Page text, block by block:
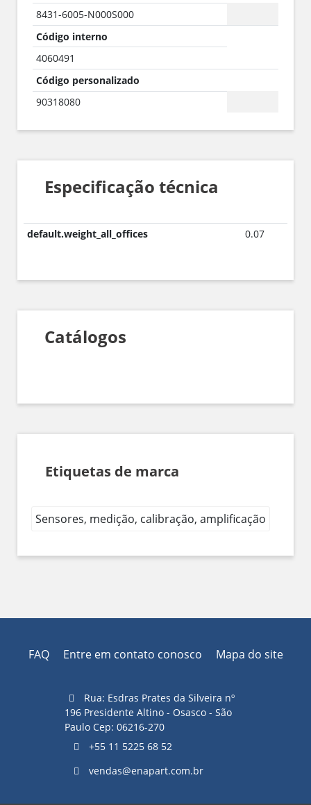
8431-6005-N000S000
Código interno
4060491
Código personalizado
90318080
Especificação técnica
default.weight_all_offices 0.07
Catálogos
Etiquetas de marca
Sensores, medição, calibração, amplificação
FAQ Entre em contato conosco Mapa do site
Rua: Esdras Prates da Silveira nº
196 Presidente Altino - Osasco - São
Paulo Cep: 06216-270
+55 11 5225 68 52
vendas@enapart.com.br